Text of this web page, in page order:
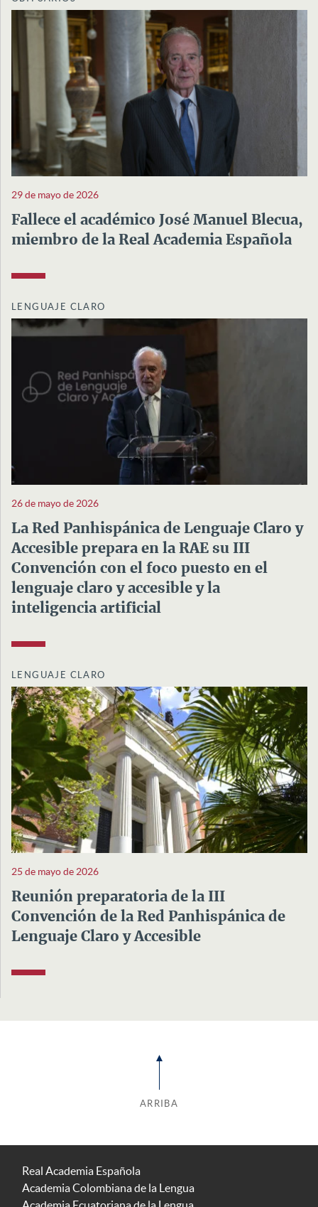
29 de mayo de 2026
Fallece el académico José Manuel Blecua,
miembro de la Real Academia Española
LENGUAJE CLARO
26 de mayo de 2026
La Red Panhispánica de Lenguaje Claro y
Accesible prepara en la RAE su III
Convención con el foco puesto en el
lenguaje claro y accesible y la
inteligencia artificial
LENGUAJE CLARO
25 de mayo de 2026
Reunión preparatoria de la III
Convención de la Red Panhispánica de
Lenguaje Claro y Accesible
ARRIBA
Real Academia Española
Academia Colombiana de la Lengua